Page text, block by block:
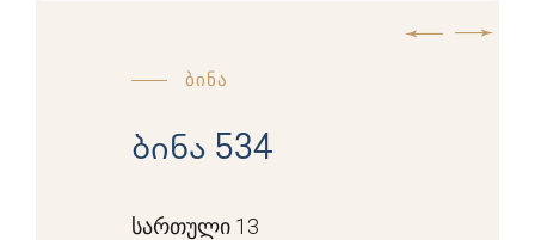
ბინა
ბინა 534
სართული 13